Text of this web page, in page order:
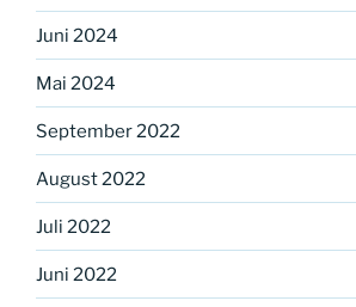
Juni 2024
Mai 2024
September 2022
August 2022
Juli 2022
Juni 2022